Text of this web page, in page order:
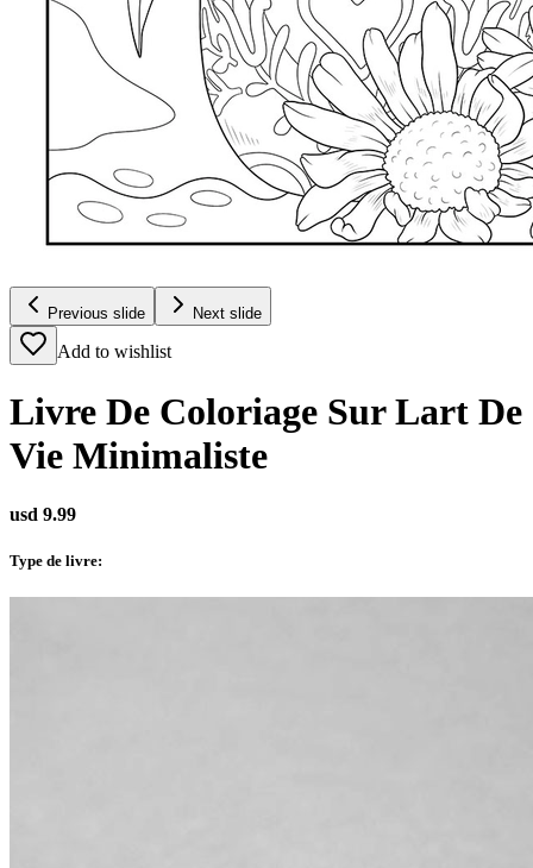
Previous slide Next slide
Add to wishlist
Livre De Coloriage Sur Lart De
Vie Minimaliste
usd 9.99
Type de livre: